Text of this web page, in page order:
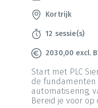
Start met PLC
de
automatisering,
Bereid je voor
Kortrijk
12 sessie(s)
2030,00 excl.